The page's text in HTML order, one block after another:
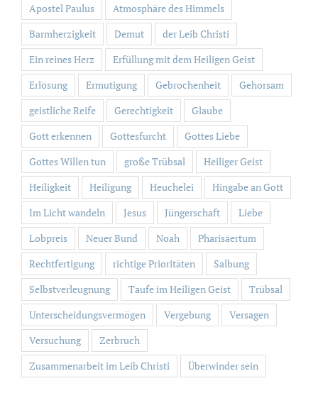
Apostel Paulus
Atmosphäre des Himmels
Barmherzigkeit
Demut
der Leib Christi
Ein reines Herz
Erfüllung mit dem Heiligen Geist
Erlösung
Ermutigung Gebrochenheit
Gehorsam
geistliche Reife
Gerechtigkeit
Glaube
Gott erkennen
Gottesfurcht
Gottes Liebe
Gottes Willen tun
große Trübsal
Heiliger Geist
Heiligkeit
Heiligung Heuchelei
Hingabe an Gott
Im Licht wandeln
Jesus Jüngerschaft
Liebe
Lobpreis
Neuer Bund Noah
Pharisäertum
Rechtfertigung
richtige Prioritäten
Salbung
Selbstverleugnung
Taufe im Heiligen Geist
Trübsal
Unterscheidungsvermögen
Vergebung
Versagen
Versuchung
Zerbruch
Zusammenarbeit im Leib Christi
Überwinder sein